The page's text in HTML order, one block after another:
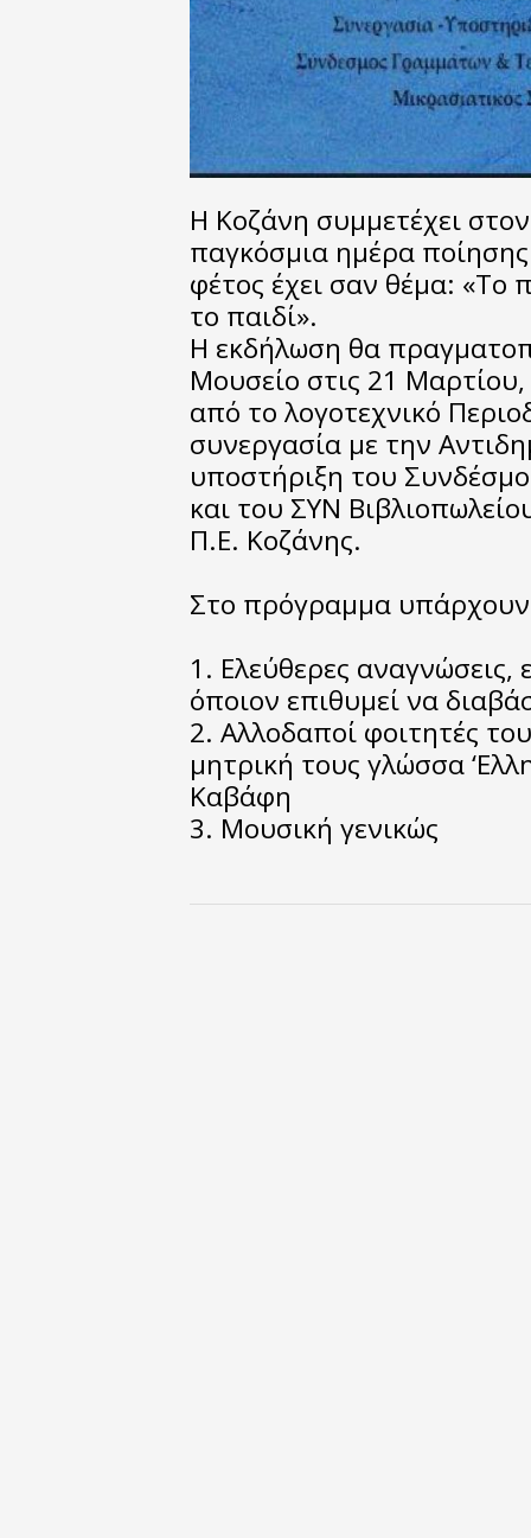
Η Κοζάνη συμμετέχει
παγκόσμια ημέρα
φέτος έχει σαν θέμα: «Το
το παιδί».
Η εκδήλωση θα
Μουσείο στις 21
από το λογοτεχνικό
συνεργασία με την
υποστήριξη του
και του ΣΥΝ
Π.Ε. Κοζάνης.
Στο πρόγραμμα
1. Ελεύθερες
όποιον επιθυμεί να
2. Αλλοδαποί φοιτητές
μητρική τους γλώσσα
Καβάφη
3. Μουσική γενικώς